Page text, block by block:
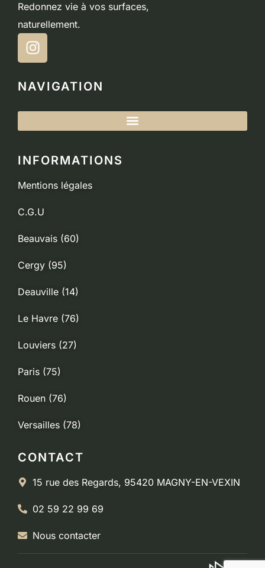
Redonnez vie à vos surfaces,
naturellement.
NAVIGATION
INFORMATIONS
Mentions légales
C.G.U
Beauvais (60)
Cergy (95)
Deauville (14)
Le Havre (76)
Louviers (27)
Paris (75)
Rouen (76)
Versailles (78)
CONTACT
15 rue des Regards, 95420 MAGNY-EN-VEXIN
02 59 22 99 69
Nous contacter